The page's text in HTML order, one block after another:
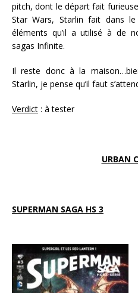
pitch, dont le départ fait
Star Wars, Starlin fait dans
éléments qu’il a utilisé à de
sagas Infinite.
Il reste donc à la
Starlin, je pense qu’il faut
Verdict : à tester
URBAN
SUPERMAN SAGA HS 3